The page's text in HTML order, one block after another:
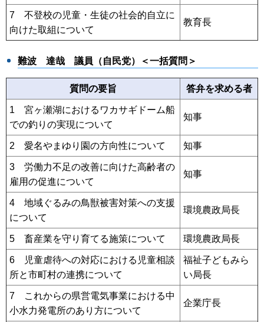
7 不登校の児童・生徒の社会的自立に
向けた取組について
教育長
難波 達哉 議員（自民党）＜一括質問＞
質問の要旨 答弁を求める者
1 宮ヶ瀬湖におけるワカサギドーム船
での釣りの実現について
知事
2 愛名やまゆり園の方向性について 知事
3 労働力不足の改善に向けた高齢者の
雇用の促進について
知事
4 地域ぐるみの鳥獣被害対策への支援
について
環境農政局長
5 畜産業を守り育てる施策について 環境農政局長
6 児童虐待への対応における児童相談
所と市町村の連携について
福祉子どもみら
い局長
7 これからの県営電気事業における中
小水力発電所のあり方について
企業庁長